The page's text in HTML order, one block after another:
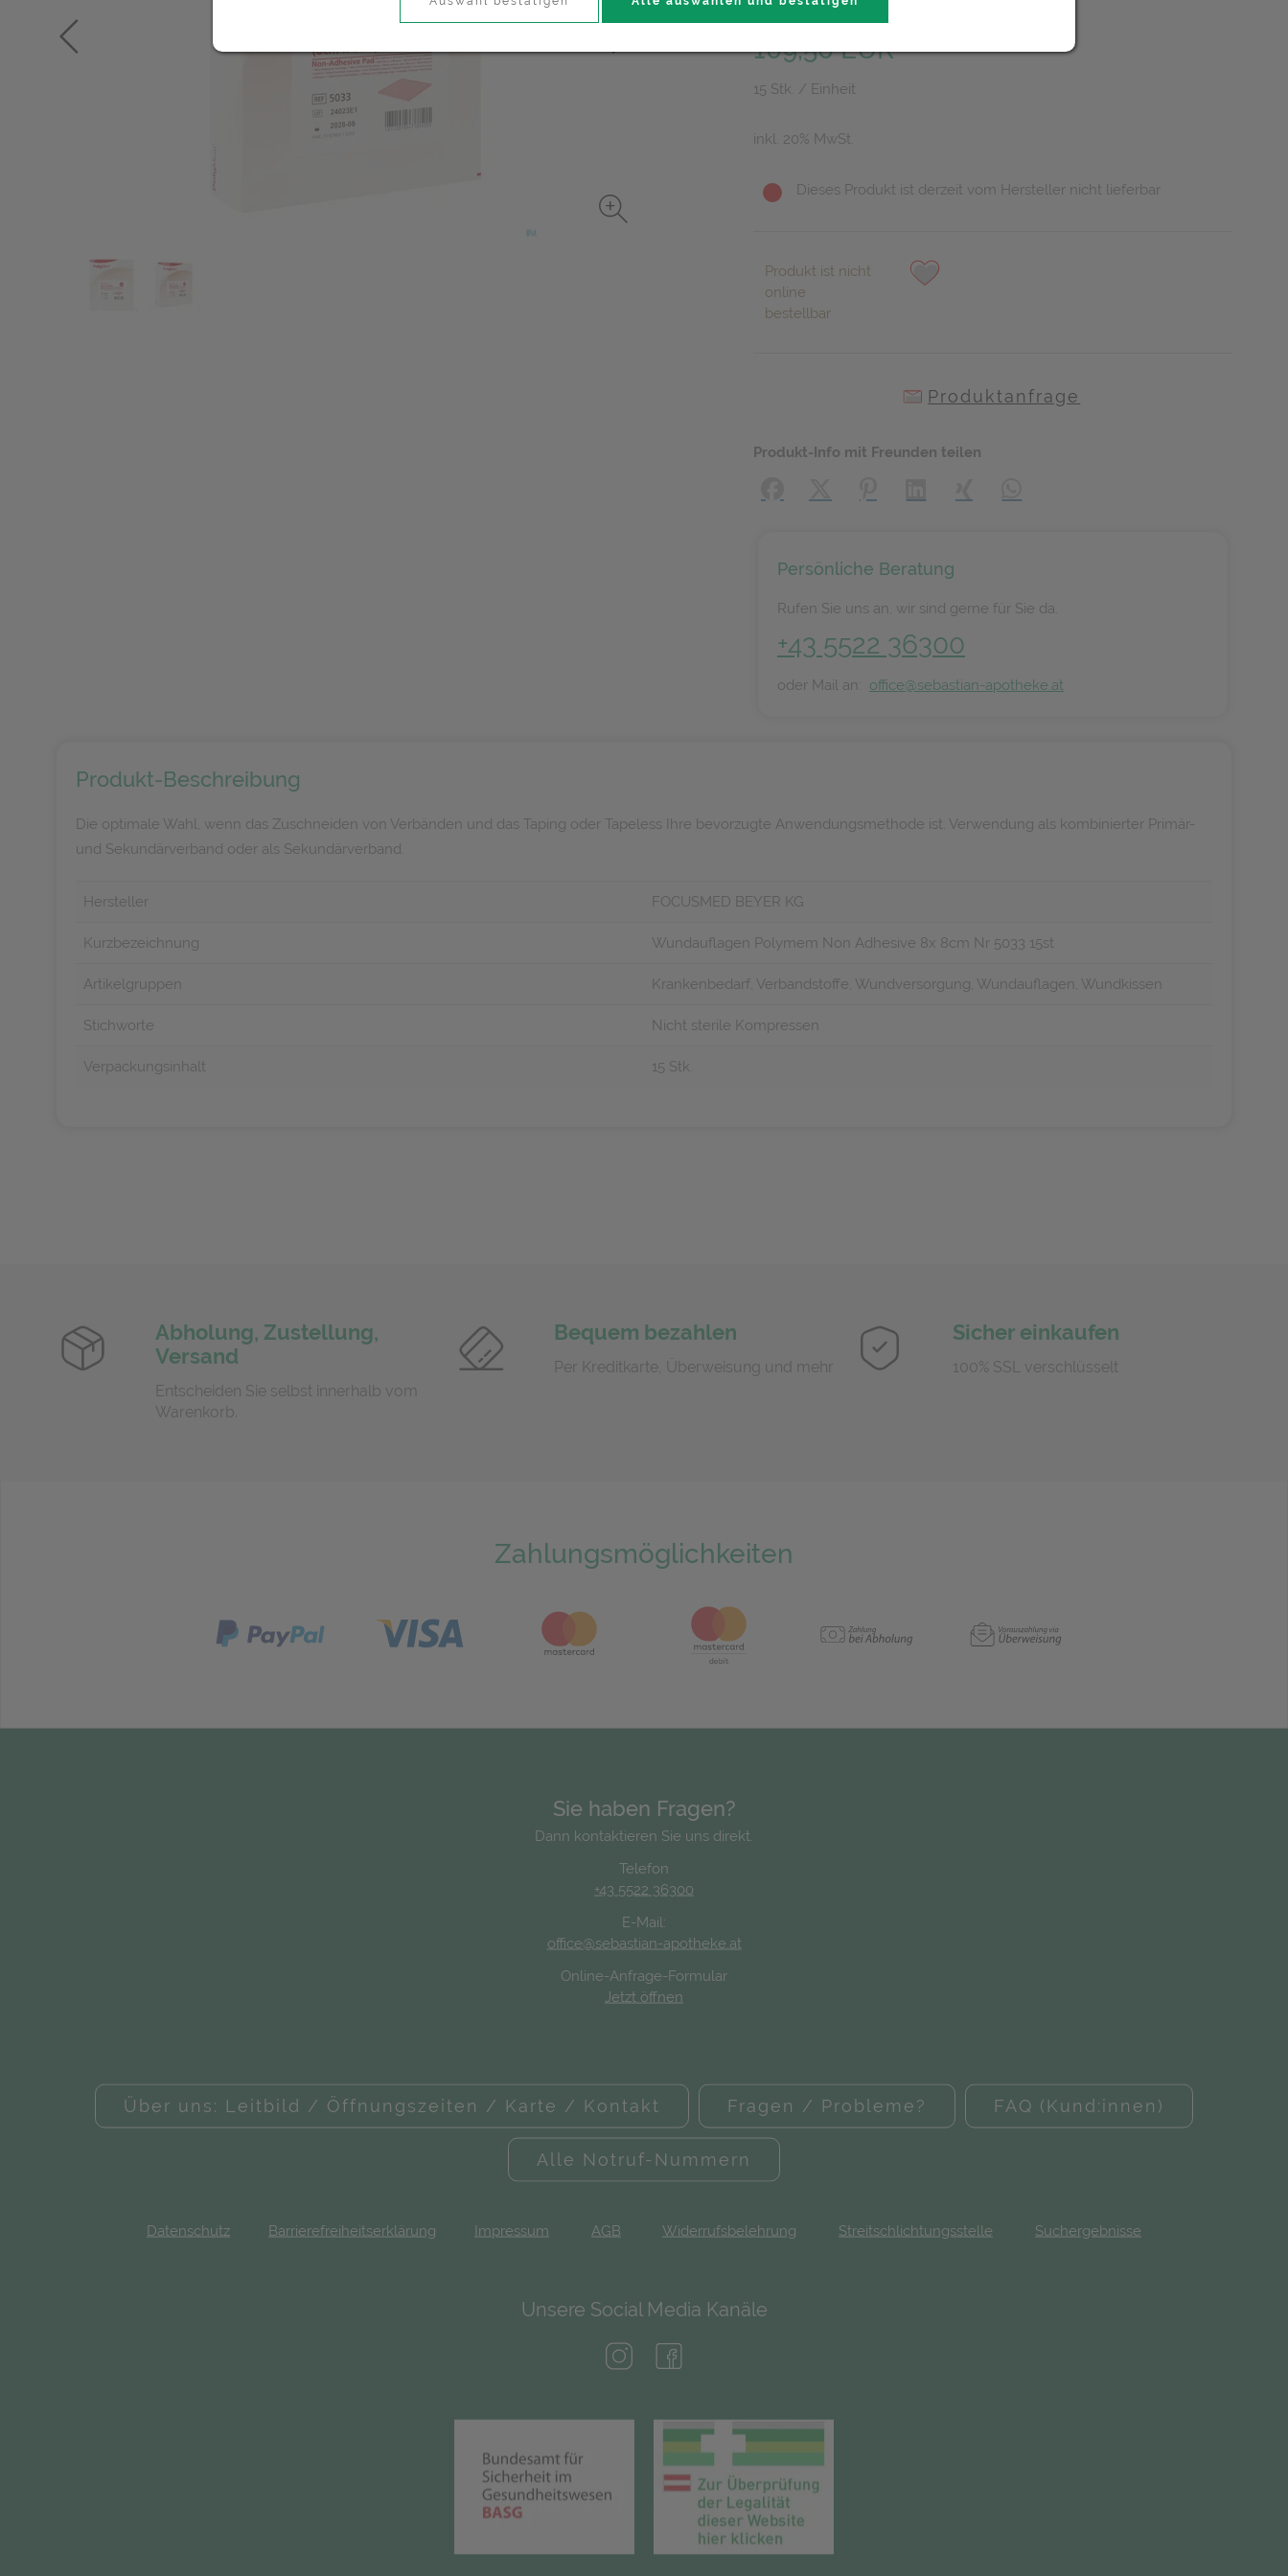
PZN: 3042499
109,50 EUR
15 Stk. / Einheit
inkl. 20% MwSt.
Dieses Produkt ist derzeit vom Hersteller nicht lieferbar
Produkt ist nicht
online
bestellbar
Produktanfrage
Produkt-Info mit Freunden teilen
Persönliche Beratung
Rufen Sie uns an, wir sind gerne für Sie da.
+43 5522 36300
oder Mail an: office@sebastian-apotheke.at
Produkt-Beschreibung
Die optimale Wahl, wenn das Zuschneiden von Verbänden und das Taping oder Tapeless Ihre bevorzugte Anwendungsmethode ist. Verwendung als kombinierter Primär-
und Sekundärverband oder als Sekundärverband.
Hersteller FOCUSMED BEYER KG
Kurzbezeichnung Wundauflagen Polymem Non Adhesive 8x 8cm Nr 5033 15st
Artikelgruppen Krankenbedarf, Verbandstoffe, Wundversorgung, Wundauflagen, Wundkissen
Stichworte Nicht sterile Kompressen
Verpackungsinhalt 15 Stk.
Abholung, Zustellung,
Versand
Entscheiden Sie selbst innerhalb vom
Warenkorb.
Bequem bezahlen
Per Kreditkarte, Überweisung und mehr
Sicher einkaufen
100% SSL verschlüsselt
Zahlungsmöglichkeiten
Sie haben Fragen?
Dann kontaktieren Sie uns direkt.
Telefon
+43 5522 36300
E-Mail:
office@sebastian-apotheke.at
Online-Anfrage-Formular
Jetzt öffnen
Über uns: Leitbild / Öffnungszeiten / Karte / Kontakt Fragen / Probleme? FAQ (Kund:innen)
Alle Notruf-Nummern
Datenschutz Barrierefreiheitserklärung Impressum AGB Widerrufsbelehrung Streitschlichtungsstelle Suchergebnisse
Unsere Social Media Kanäle
(öffnet in neuem Tab)
(öffnet in neuem Tab)